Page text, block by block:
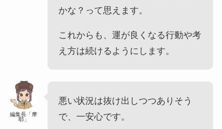
かな？って思えます。
これからも、運が良くなる行動や考
え方は続けるようにします。
編集長「摩
耶」
悪い状況は抜け出しつつありそう
で、一安心です。